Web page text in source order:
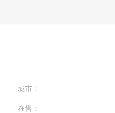
50-100万
城市：
在售：